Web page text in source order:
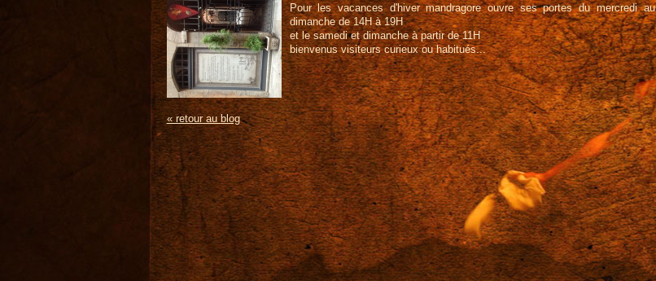
Pour les vacances d'hiver mandragore ouvre ses portes du mercredi au
dimanche de 14H à 19H
et le samedi et dimanche à partir de 11H
bienvenus visiteurs curieux ou habitués...
« retour au blog